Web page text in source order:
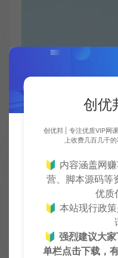
创优
创优邦 | 专注优质VIP网
上收费几百几千
🔰 内容涵盖网
营、脚本源码等
优质
🔰 本站现行政
🔰强烈建议大
单栏点击下载，